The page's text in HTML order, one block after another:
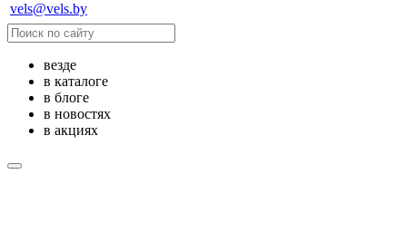
vels@vels.by
везде
в каталоге
в блоге
в новостях
в акциях